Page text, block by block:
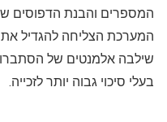
המספרים והבנת הדפוסים
המערכת הצליחה להגדיל את
שילבה אלמנטים של
בעלי סיכוי גבוה יותר לזכייה.